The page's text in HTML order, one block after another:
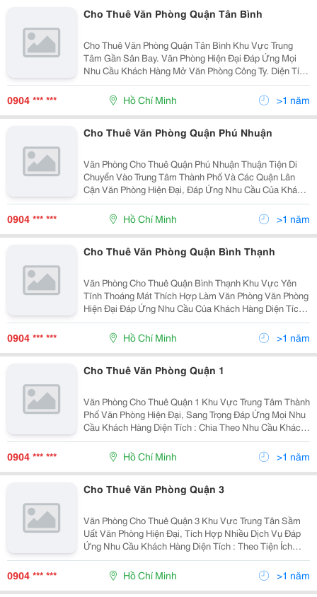
Cho Thuê Văn Phòng Quận Tân Bình
Cho Thuê Văn Phòng Quận Tân Bình Khu Vực Trung
Tâm Gần Sân Bay. Văn Phòng Hiện Đại Đáp Ứng Mọi
Nhu Cầu Khách Hàng Mở Văn Phòng Công Ty. Diện Tích
: Chia Theo Nhu Cầu Của Khách Hàng ( Từ 30M2 Đến
500M2 ). Giá Cho Thuê : Từ 8 Usd/M2 Đến 20 Usd
0904 *** *** Hồ Chí Minh >1 năm
Cho Thuê Văn Phòng Quận Phú Nhuận
Văn Phòng Cho Thuê Quận Phú Nhuận Thuận Tiện Di
Chuyển Vào Trung Tâm Thành Phố Và Các Quận Lân
Cận Văn Phòng Hiện Đại, Đáp Ứng Nhu Cầu Của Khách
Hàng Diện Tích : Chia Theo Tiện Ích Của Khách Hàng (
Từ 30 &Ndash; 200M2 ) Giá Cho Thuê : Từ 8 &
0904 *** *** Hồ Chí Minh >1 năm
Cho Thuê Văn Phòng Quận Bình Thạnh
Văn Phòng Cho Thuê Quận Bình Thạnh Khu Vực Yên
Tĩnh Thoáng Mát Thích Hợp Làm Văn Phòng Văn Phòng
Hiện Đại Đáp Ứng Nhu Cầu Của Khách Hàng Diện Tích :
Chia Theo Tiện Ích Khách Hàng ( Từ 40 &Ndash; 450M2
0904 *** *** Hồ Chí Minh >1 năm
Cho Thuê Văn Phòng Quận 1
Văn Phòng Cho Thuê Quận 1 Khu Vực Trung Tâm Thành
Phố Văn Phòng Hiện Đại, Sang Trọng Đáp Ứng Mọi Nhu
Cầu Khách Hàng Diện Tích : Chia Theo Nhu Cầu Khách
Hàng ( Từ 40 &Ndash; 300M2 ) Giá Thuê : Từ 14
&Ndash; 30Usd/M2 Đội Ngũ Nhân Viên Tư Vấ
0904 *** *** Hồ Chí Minh >1 năm
Cho Thuê Văn Phòng Quận 3
Văn Phòng Cho Thuê Quận 3 Khu Vực Trung Tân Sầm
Uất Văn Phòng Hiện Đại, Tích Hợp Nhiều Dịch Vụ Đáp
Ứng Nhu Cầu Khách Hàng Diện Tích : Theo Tiện Ích
Khách Hàng ( 20 &Ndash; 400M2) Giá Thuê : Từ 14
&Ndash; 30 Usd/M2 Đội Ngũ Nhân Viên Tư Vấn
0904 *** *** Hồ Chí Minh >1 năm